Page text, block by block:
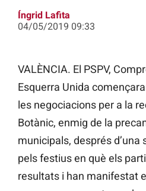
Íngrid Lafita
04/05/2019 09:33
VALÈNCIA. El PSPV,
Esquerra Unida
les negociacions per a la
Botànic, enmig de la
municipals, després
pels festius en què els
resultats i han manifestat